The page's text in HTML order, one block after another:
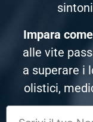
Impara
alle vite
a superare i
olistici,